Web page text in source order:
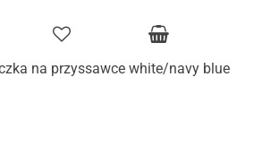
na przyssawce white/navy blue